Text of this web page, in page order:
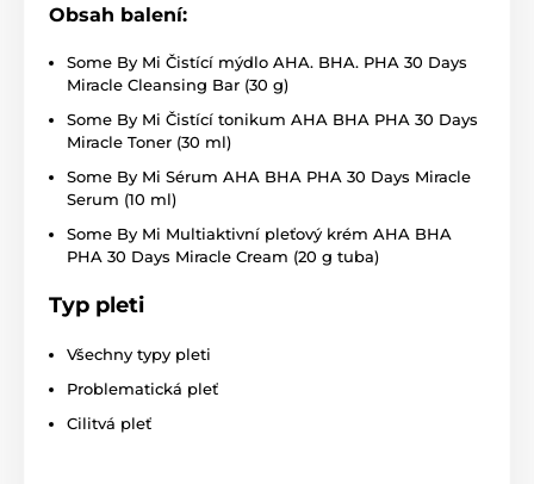
Obsah balení:
Some By Mi Čistící mýdlo AHA. BHA. PHA 30 Days
Miracle Cleansing Bar (30 g)
Some By Mi Čistící tonikum AHA BHA PHA 30 Days
Miracle Toner (30 ml)
Some By Mi Sérum AHA BHA PHA 30 Days Miracle
Serum (10 ml)
Some By Mi Multiaktivní pleťový krém AHA BHA
PHA 30 Days Miracle Cream (20 g tuba)
Typ pleti
Všechny typy pleti
Problematická pleť
Cilitvá pleť